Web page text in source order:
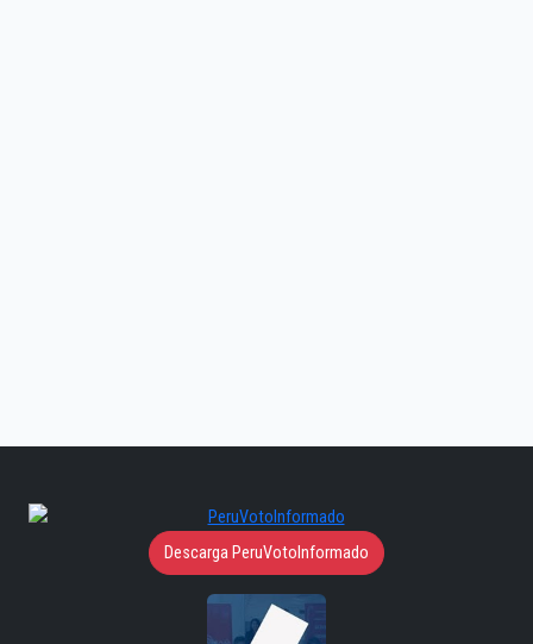
Descarga PeruVotoInformado